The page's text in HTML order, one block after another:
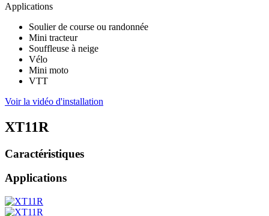
Applications
Soulier de course ou randonnée
Mini tracteur
Souffleuse à neige
Vélo
Mini moto
VTT
Voir la vidéo d'installation
XT11R
Caractéristiques
Applications